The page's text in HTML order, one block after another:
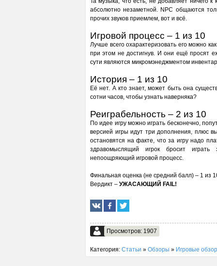
абсолютно незаметной. NPC общаются
прочих звуков приемлем, вот и всё.
Игровой процесс – 1 из 10
Лучше всего охарактеризовать его можно
при этом не достигнув. И они ещё просят
сути являются микромэнеджментом
История – 1 из 10
Её нет. А кто знает, может быть она
сотни часов, чтобы узнать наверняка?
Реиграбельность – 2 из 10
По идее игру можно играть бесконечно,
версией игры идут три дополнения, плюс
остановятся на факте, что за игру надо
здравомыслящий игрок бросит
непоощряющий игровой процесс.
Финальная оценка (не средний балл) – 1 из
Вердикт – УЖАСАЮЩИЙ FAIL!
Просмотров: 1907
Категория: Статьи » Обзоры » Игровые